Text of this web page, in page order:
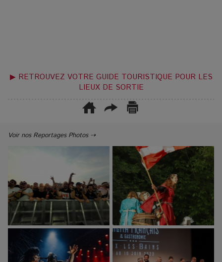
▶ RETROUVEZ VOTRE GUIDE TOURISTIQUE POUR LES
LIEUX DE SORTIE
Voir nos Reportages Photos ⇢